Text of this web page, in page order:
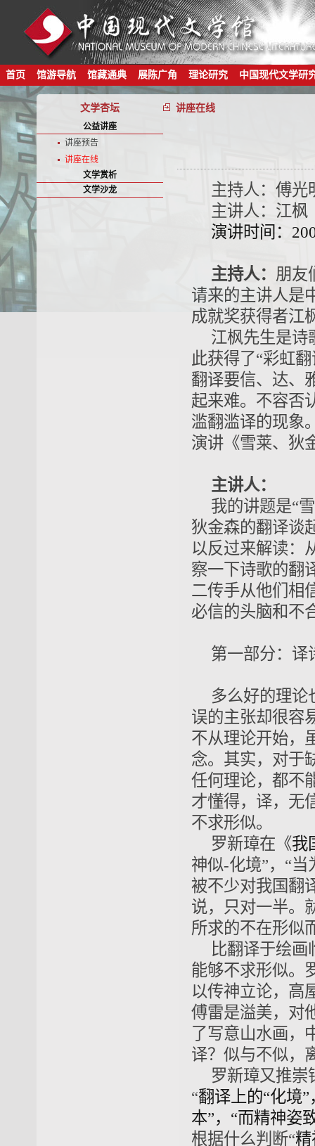
首页 馆游导航 馆藏通典 展陈广角 理论研究 中国现代文学研
文学杏坛 讲座在线
公益讲座
讲座预告
讲座在线
文学赏析
文学沙龙
主持人：傅光
主讲人：江枫
演讲时间：
主持人： 朋友
请来的主讲人是
成就奖获得者江
江枫先生是诗
此获得了“彩虹
翻译要信、达、
起来难。不容否
滥翻滥译的现象
演讲《雪莱、狄
主讲人：
我的讲题是“
狄金森的翻译谈
以反过来解读：
察一下诗歌的翻
二传手从他们相
必信的头脑和不
第一部分：译
多么好的理论
误的主张却很容
不从理论开始，
念。其实，对于
任何理论，都不
才懂得，译，无
不求形似。
罗新璋在《我
神似-化境”，“
被不少对我国翻
说，只对一半。
所求的不在形似
比翻译于绘
能够不求形似。
以传神立论，高
傅雷是溢美，对
了写意山水画，
译？似与不似，
罗新璋又推崇
“翻译上的“化境
本”，“而精神姿
根据什么判断“精